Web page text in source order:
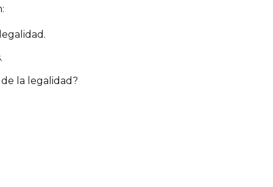
la legalidad?